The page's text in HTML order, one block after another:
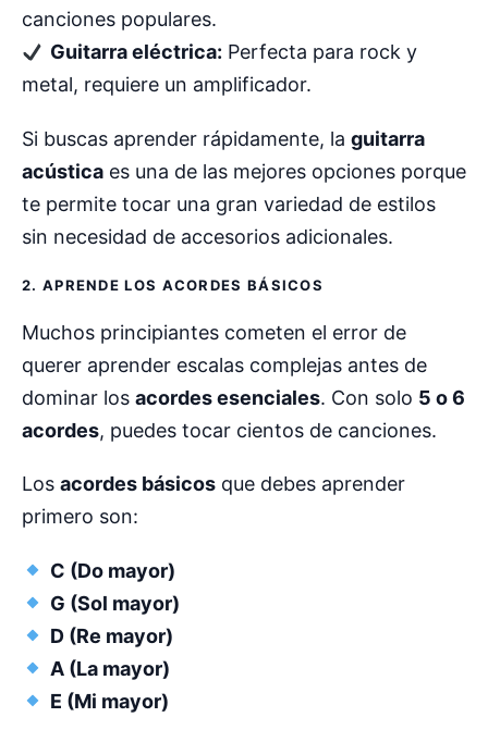
canciones populares.
Guitarra eléctrica: Perfecta para rock y
metal, requiere un amplificador.
Si buscas aprender rápidamente, la guitarra
acústica es una de las mejores opciones porque
te permite tocar una gran variedad de estilos
sin necesidad de accesorios adicionales.
2. APRENDE LOS ACORDES BÁSICOS
Muchos principiantes cometen el error de
querer aprender escalas complejas antes de
dominar los acordes esenciales. Con solo 5 o 6
acordes, puedes tocar cientos de canciones.
Los acordes básicos que debes aprender
primero son:
C (Do mayor)
G (Sol mayor)
D (Re mayor)
A (La mayor)
E (Mi mayor)